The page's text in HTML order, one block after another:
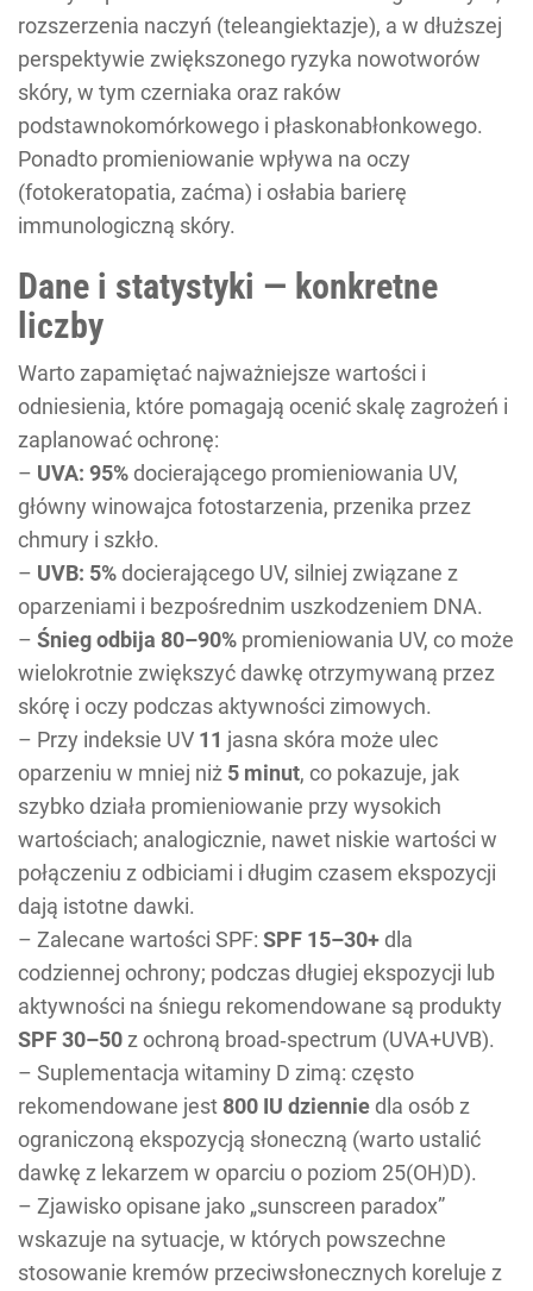
rozszerzenia naczyń (teleangiektazje), a w dłuższej
perspektywie zwiększonego ryzyka nowotworów
skóry, w tym czerniaka oraz raków
podstawnokomórkowego i płaskonabłonkowego.
Ponadto promieniowanie wpływa na oczy
(fotokeratopatia, zaćma) i osłabia barierę
immunologiczną skóry.
Dane i statystyki — konkretne
liczby
Warto zapamiętać najważniejsze wartości i
odniesienia, które pomagają ocenić skalę zagrożeń i
zaplanować ochronę:
– UVA: 95% docierającego promieniowania UV,
główny winowajca fotostarzenia, przenika przez
chmury i szkło.
– UVB: 5% docierającego UV, silniej związane z
oparzeniami i bezpośrednim uszkodzeniem DNA.
– Śnieg odbija 80–90% promieniowania UV, co może
wielokrotnie zwiększyć dawkę otrzymywaną przez
skórę i oczy podczas aktywności zimowych.
– Przy indeksie UV 11 jasna skóra może ulec
oparzeniu w mniej niż 5 minut, co pokazuje, jak
szybko działa promieniowanie przy wysokich
wartościach; analogicznie, nawet niskie wartości w
połączeniu z odbiciami i długim czasem ekspozycji
dają istotne dawki.
– Zalecane wartości SPF: SPF 15–30+ dla
codziennej ochrony; podczas długiej ekspozycji lub
aktywności na śniegu rekomendowane są produkty
SPF 30–50 z ochroną broad‑spectrum (UVA+UVB).
– Suplementacja witaminy D zimą: często
rekomendowane jest 800 IU dziennie dla osób z
ograniczoną ekspozycją słoneczną (warto ustalić
dawkę z lekarzem w oparciu o poziom 25(OH)D).
– Zjawisko opisane jako „sunscreen paradox”
wskazuje na sytuacje, w których powszechne
stosowanie kremów przeciwsłonecznych koreluje z